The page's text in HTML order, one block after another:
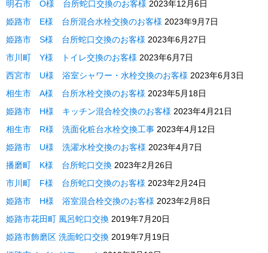
明石市 O様 台所蛇口交換のお客様 2023年12月6日
姫路市 E様 台所混合水栓交換のお客様 2023年9月7日
姫路市 S様 台所蛇口交換のお客様 2023年6月27日
市川町 Y様 トイレ交換のお客様 2023年6月7日
西宮市 U様 浴室シャワー・水栓交換のお客様 2023年6月3日
相生市 A様 台所水栓交換のお客様 2023年5月18日
姫路市 H様 キッチン混合栓交換のお客様 2023年4月21日
相生市 R様 洗面化粧台水栓交換工事 2023年4月12日
姫路市 U様 洗濯水栓交換のお客様 2023年4月7日
播磨町 K様 台所蛇口交換 2023年2月26日
市川町 F様 台所蛇口交換のお客様 2023年2月24日
姫路市 H様 浴室混合栓交換のお客様 2023年2月8日
姫路市花田町 風呂蛇口交換 2019年7月20日
姫路市飾磨区 洗面蛇口交換 2019年7月19日